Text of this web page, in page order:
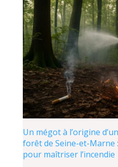
Un mégot à l’origine
forêt de Seine-et-
pour maîtriser l’incendie